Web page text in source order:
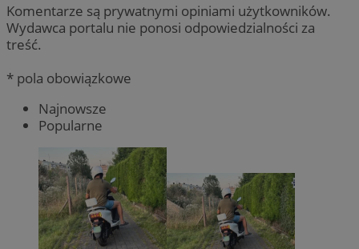
Komentarze są prywatnymi opiniami użytkowników.
Wydawca portalu nie ponosi odpowiedzialności za
treść.
* pola obowiązkowe
Najnowsze
Popularne